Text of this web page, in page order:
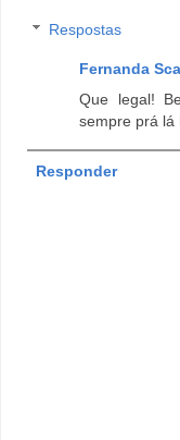
Respostas
Fernanda
Que legal!
sempre prá lá
Responder